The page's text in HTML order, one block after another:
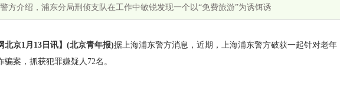
方介绍，浦东分局刑侦支队在工作中敏锐发现一个以“免费旅游”为诱饵诱
北京1月13日讯】(北京青年报)据上海浦东警方消息，近期，上海浦东警方破获一起针对老年
骗案，抓获犯罪嫌疑人72名。